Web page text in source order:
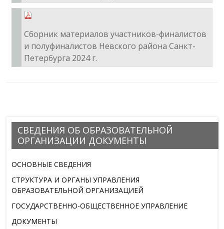
Сборник материалов участников-финалистов
и полуфиналистов Невского района Санкт-
Петербурга 2024 г.
СВЕДЕНИЯ ОБ ОБРАЗОВАТЕЛЬНОЙ
ОРГАНИЗАЦИИ ДОКУМЕНТЫ
ОСНОВНЫЕ СВЕДЕНИЯ
СТРУКТУРА И ОРГАНЫ УПРАВЛЕНИЯ
ОБРАЗОВАТЕЛЬНОЙ ОРГАНИЗАЦИЕЙ
ГОСУДАРСТВЕННО-ОБЩЕСТВЕННОЕ УПРАВЛЕНИЕ
ДОКУМЕНТЫ